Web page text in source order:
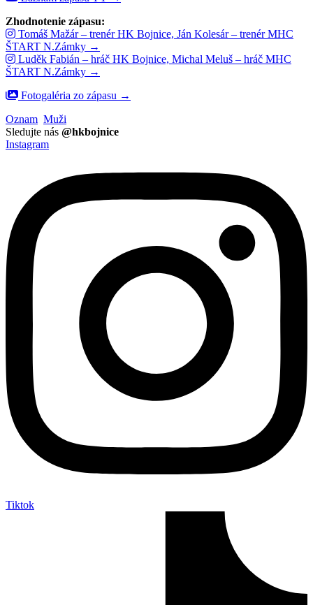
Zhodnotenie zápasu:
Tomáš Mažár – trenér HK Bojnice, Ján Kolesár – trenér MHC
ŠTART N.Zámky →
Luděk Fabián – hráč HK Bojnice, Michal Meluš – hráč MHC
ŠTART N.Zámky →
Fotogaléria zo zápasu →
Oznam Muži
Sledujte nás @hkbojnice
Instagram
Tiktok